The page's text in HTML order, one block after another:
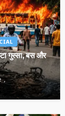
गुस्सा, बस और